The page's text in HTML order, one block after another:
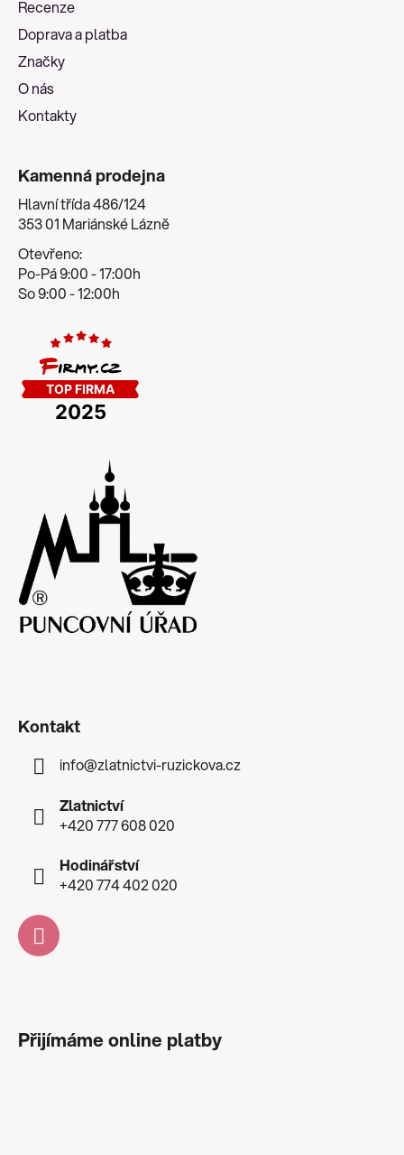
Recenze
Doprava a platba
Značky
O nás
Kontakty
Kamenná prodejna
Hlavní třída 486/124
353 01 Mariánské Lázně
Otevřeno:
Po-Pá 9:00 - 17:00h
So 9:00 - 12:00h
Kontakt
info@zlatnictvi-ruzickova.cz
Zlatnictví
+420 777 608 020
Hodinářství
+420 774 402 020
Přijímáme online platby